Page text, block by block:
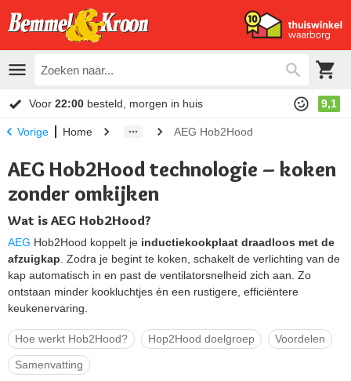
Voor 22:00 besteld, morgen in huis 9,1
Vorige Home AEG Hob2Hood
AEG Hob2Hood technologie – koken
zonder omkijken
Wat is AEG Hob2Hood?
AEG Hob2Hood koppelt je inductiekookplaat draadloos met de
afzuigkap . Zodra je begint te koken, schakelt de verlichting van de
kap automatisch in en past de ventilatorsnelheid zich aan. Zo
ontstaan minder kookluchtjes én een rustigere, efficiëntere
keukenervaring.
Hoe werkt Hob2Hood? Hop2Hood doelgroep Voordelen
Samenvatting